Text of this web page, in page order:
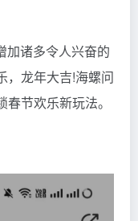
加诸多令人兴奋的
，龙年大吉!海螺问
节欢乐新玩法。